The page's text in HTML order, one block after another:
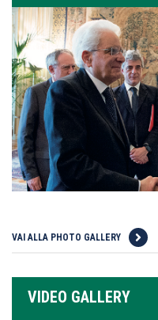
VAI ALLA PHOTO GALLERY
VIDEO GALLERY